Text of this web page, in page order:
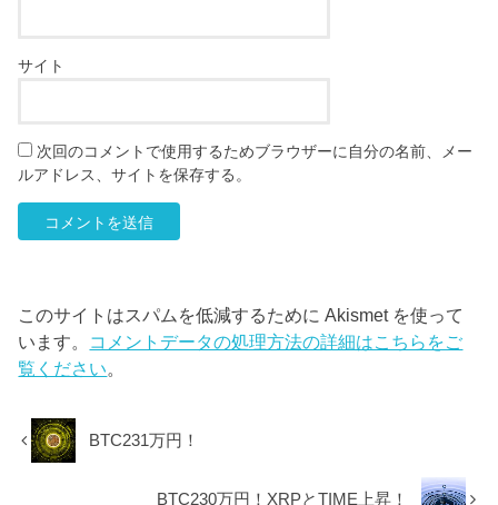
サイト
次回のコメントで使用するためブラウザーに自分の名前、メー
ルアドレス、サイトを保存する。
このサイトはスパムを低減するために Akismet を使って
います。 コメントデータの処理方法の詳細はこちらをご
覧ください。
BTC231万円！
BTC230万円！XRPとTIME上昇！